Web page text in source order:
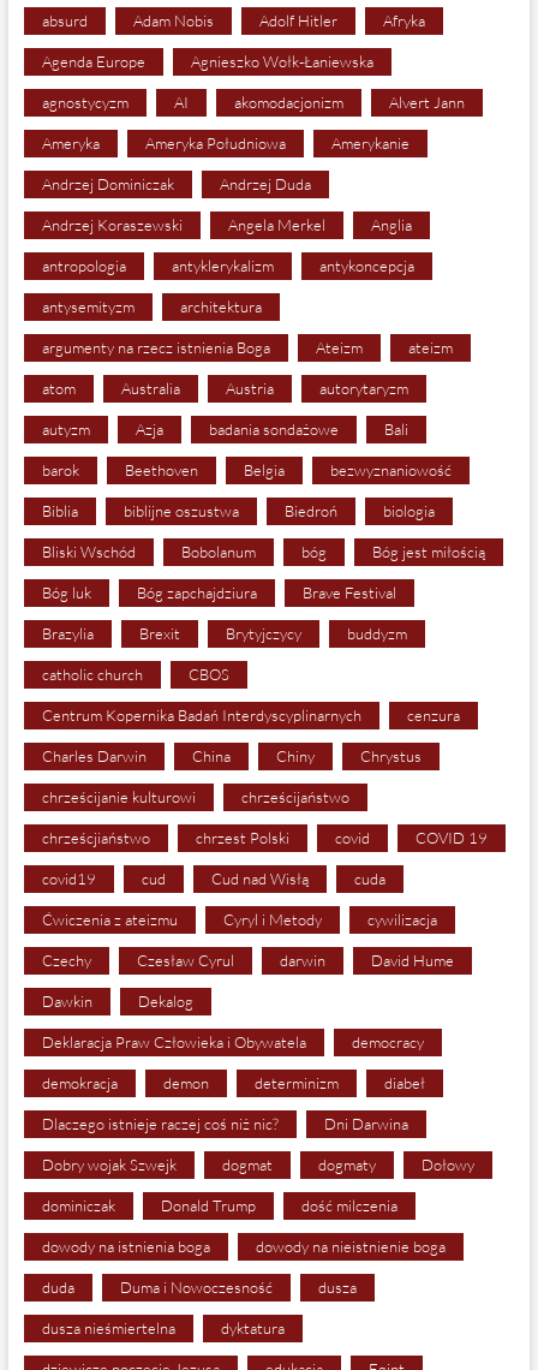
absurd Adam Nobis Adolf Hitler Afryka
Agenda Europe Agnieszko Wołk-Łaniewska
agnostycyzm AI akomodacjonizm Alvert Jann
Ameryka Ameryka Południowa Amerykanie
Andrzej Dominiczak Andrzej Duda
Andrzej Koraszewski Angela Merkel Anglia
antropologia antyklerykalizm antykoncepcja
antysemityzm architektura
argumenty na rzecz istnienia Boga Ateizm ateizm
atom Australia Austria autorytaryzm
autyzm Azja badania sondażowe Bali
barok Beethoven Belgia bezwyznaniowość
Biblia biblijne oszustwa Biedroń biologia
Bliski Wschód Bobolanum bóg Bóg jest miłością
Bóg luk Bóg zapchajdziura Brave Festival
Brazylia Brexit Brytyjczycy buddyzm
catholic church CBOS
Centrum Kopernika Badań Interdyscyplinarnych cenzura
Charles Darwin China Chiny Chrystus
chrześcijanie kulturowi chrześcijaństwo
chrześcjiaństwo chrzest Polski covid COVID 19
covid19 cud Cud nad Wisłą cuda
Ćwiczenia z ateizmu Cyryl i Metody cywilizacja
Czechy Czesław Cyrul darwin David Hume
Dawkin Dekalog
Deklaracja Praw Człowieka i Obywatela democracy
demokracja demon determinizm diabeł
Dlaczego istnieje raczej coś niż nic? Dni Darwina
Dobry wojak Szwejk dogmat dogmaty Dołowy
dominiczak Donald Trump dość milczenia
dowody na istnienia boga dowody na nieistnienie boga
duda Duma i Nowoczesność dusza
dusza nieśmiertelna dyktatura